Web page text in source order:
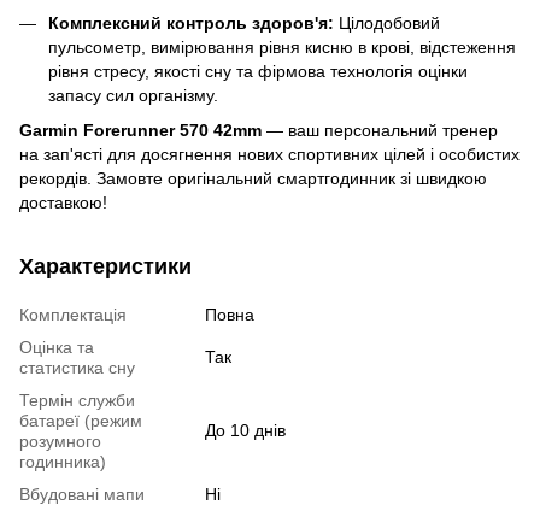
Комплексний контроль здоров'я: Цілодобовий
пульсометр, вимірювання рівня кисню в крові, відстеження
рівня стресу, якості сну та фірмова технологія оцінки
запасу сил організму.
Garmin Forerunner 570 42mm — ваш персональний тренер
на зап'ясті для досягнення нових спортивних цілей і особистих
рекордів. Замовте оригінальний смартгодинник зі швидкою
доставкою!
Характеристики
Комплектація
Повна
Оцінка та
статистика сну
Так
Термін служби
батареї (режим
розумного
годинника)
До 10 днів
Вбудовані мапи
Ні